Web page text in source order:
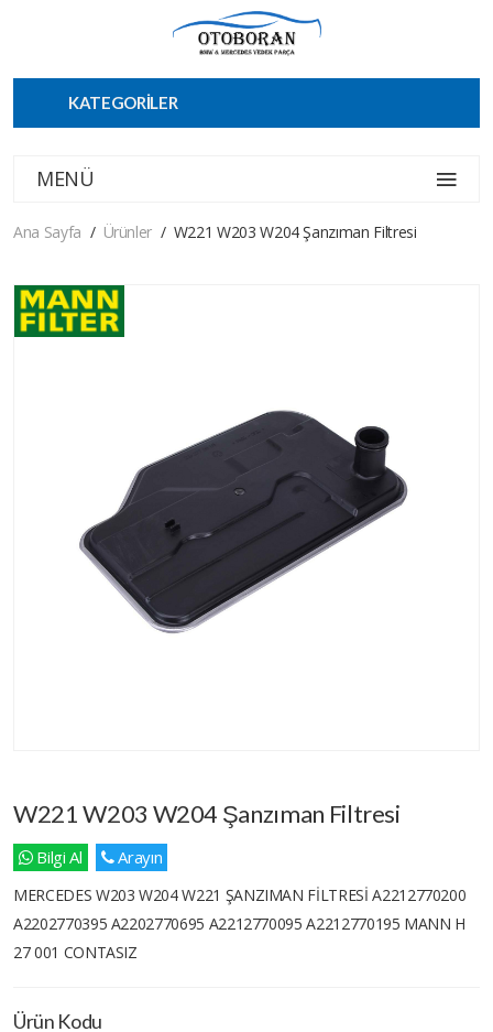
KATEGORİLER
MENÜ
Ana Sayfa Ürünler W221 W203 W204 Şanzıman Filtresi
W221 W203 W204 Şanzıman Filtresi
Bilgi Al Arayın
MERCEDES W203 W204 W221 ŞANZIMAN FİLTRESİ A2212770200
A2202770395 A2202770695 A2212770095 A2212770195 MANN H
27 001 CONTASIZ
Ürün Kodu